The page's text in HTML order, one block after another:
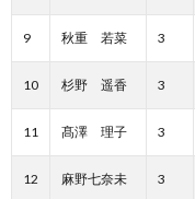
9 秋重 若菜 3
10 杉野 遥香 3
11 髙澤 理子 3
12 麻野七奈未 3